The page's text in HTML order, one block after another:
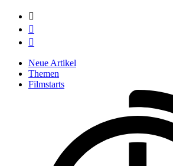



Neue Artikel
Themen
Filmstarts